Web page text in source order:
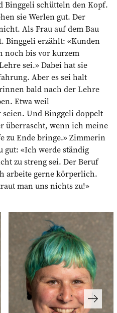
Binggeli schütteln den Kopf.
sie Werlen gut. Der
Als Frau auf dem Bau
Binggeli erzählt: «Kunden
noch bis vor kurzem
sei.» Dabei hat sie
Aber es sei halt
bald nach der Lehre
Etwa weil
Und Binggeli doppelt
überrascht, wenn ich meine
zu Ende bringe.» Zimmerin
gut: «Ich werde ständig
zu streng sei. Der Beruf
arbeite gerne körperlich.
man uns nichts zu!»